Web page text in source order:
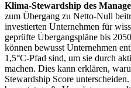
Klima-Stewardship des
zum Übergang zu Netto-Null
investierten Unternehmen für
geprüfte Übergangspläne bis
können bewusst Unternehmen
1,5°C-Pfad sind, um sie durch
machen. Dies kann erklären,
Stewardship Score